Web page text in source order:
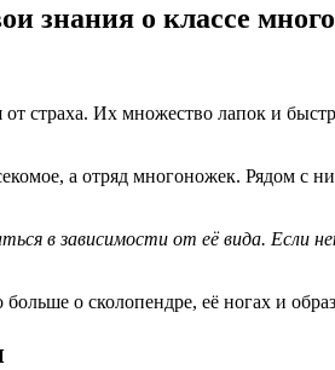
знания о классе
страха. Их множество лапок и
а отряд многоножек. Рядом
в зависимости от её вида. Если
о сколопендре, её ногах и